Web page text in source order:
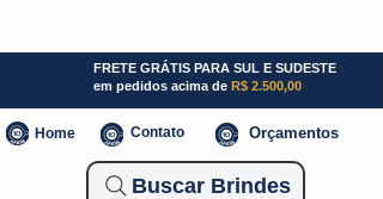
FRETE GRÁTIS PARA SUL E SUDESTE
em pedidos acima de R$ 2.500,00
Home Contato Orçamentos
Buscar Brindes